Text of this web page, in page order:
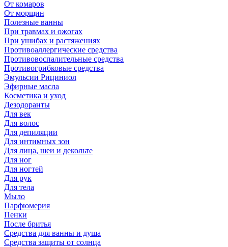
От комаров
От морщин
Полезные ванны
При травмах и ожогах
При ушибах и растяжениях
Противоаллергические средства
Противовоспалительные средства
Противогрибковые средства
Эмульсии Рициниол
Эфирные масла
Косметика и уход
Дезодоранты
Для век
Для волос
Для депиляции
Для интимных зон
Для лица, шеи и декольте
Для ног
Для ногтей
Для рук
Для тела
Мыло
Парфюмерия
Пенки
После бритья
Средства для ванны и душа
Средства защиты от солнца